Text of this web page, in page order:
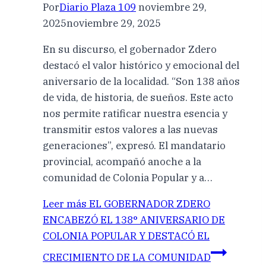
PorDiario Plaza 109 noviembre 29,
2025noviembre 29, 2025
En su discurso, el gobernador Zdero
destacó el valor histórico y emocional del
aniversario de la localidad. “Son 138 años
de vida, de historia, de sueños. Este acto
nos permite ratificar nuestra esencia y
transmitir estos valores a las nuevas
generaciones”, expresó. El mandatario
provincial, acompañó anoche a la
comunidad de Colonia Popular y a…
Leer más EL GOBERNADOR ZDERO
ENCABEZÓ EL 138° ANIVERSARIO DE
COLONIA POPULAR Y DESTACÓ EL
CRECIMIENTO DE LA COMUNIDAD